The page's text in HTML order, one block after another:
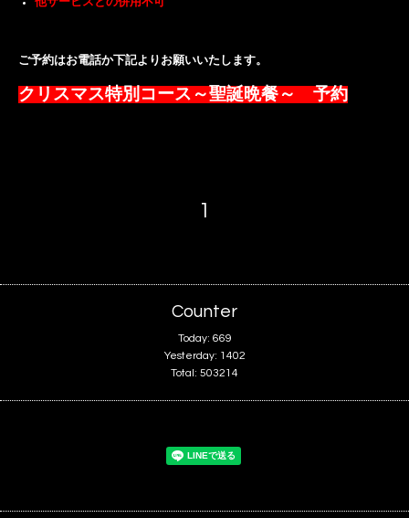
ご予約はお電話か下記よりお願いいたします。
クリスマス特別コース～聖誕晩餐～ 予約
1
Counter
Today: 669
Yesterday: 1402
Total: 503214